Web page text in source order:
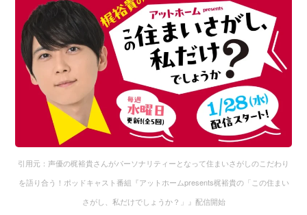
引用元：声優の梶裕貴さんがパーソナリティーとなって住まいさがしのこだわり
を語り合う！ポッドキャスト番組『アットホームpresents梶裕貴の「この住まい
さがし、私だけでしょうか？」』配信開始